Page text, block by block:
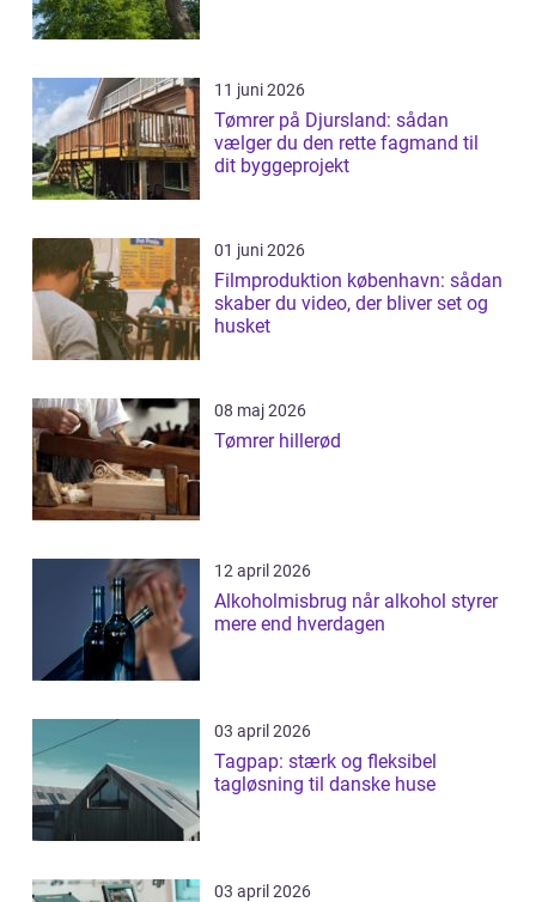
11 juni 2026
Tømrer på Djursland: sådan
vælger du den rette fagmand til
dit byggeprojekt
01 juni 2026
Filmproduktion københavn: sådan
skaber du video, der bliver set og
husket
08 maj 2026
Tømrer hillerød
12 april 2026
Alkoholmisbrug når alkohol styrer
mere end hverdagen
03 april 2026
Tagpap: stærk og fleksibel
tagløsning til danske huse
03 april 2026